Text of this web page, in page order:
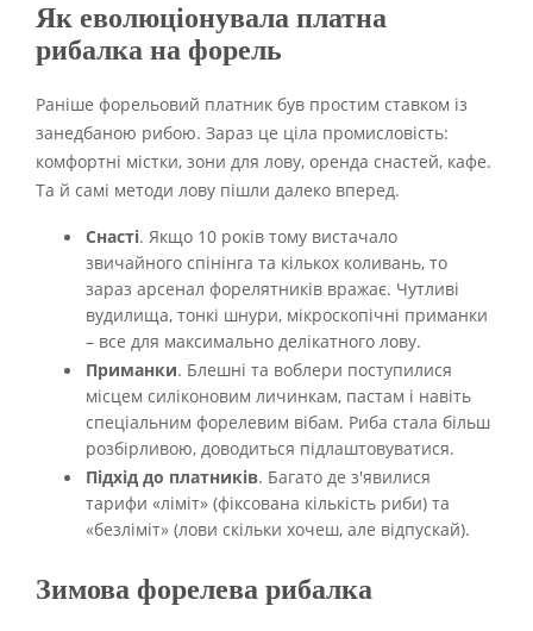
Як еволюціонувала платна
рибалка на форель
Раніше форельовий платник був простим ставком із
занедбаною рибою. Зараз це ціла промисловість:
комфортні містки, зони для лову, оренда снастей, кафе.
Та й самі методи лову пішли далеко вперед.
Снасті. Якщо 10 років тому вистачало
звичайного спінінга та кількох коливань, то
зараз арсенал форелятників вражає. Чутливі
вудилища, тонкі шнури, мікроскопічні приманки
– все для максимально делікатного лову.
Приманки. Блешні та воблери поступилися
місцем силіконовим личинкам, пастам і навіть
спеціальним форелевим вібам. Риба стала більш
розбірливою, доводиться підлаштовуватися.
Підхід до платників. Багато де з'явилися
тарифи «ліміт» (фіксована кількість риби) та
«безліміт» (лови скільки хочеш, але відпускай).
Зимова форелева рибалка